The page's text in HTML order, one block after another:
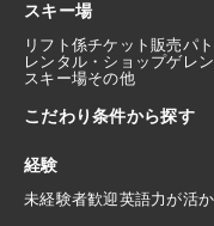
スキー場
リフト係チケット販売パ
レンタル・ショップゲレ
スキー場その他
こだわり条件から探す
経験
未経験者歓迎英語力が活